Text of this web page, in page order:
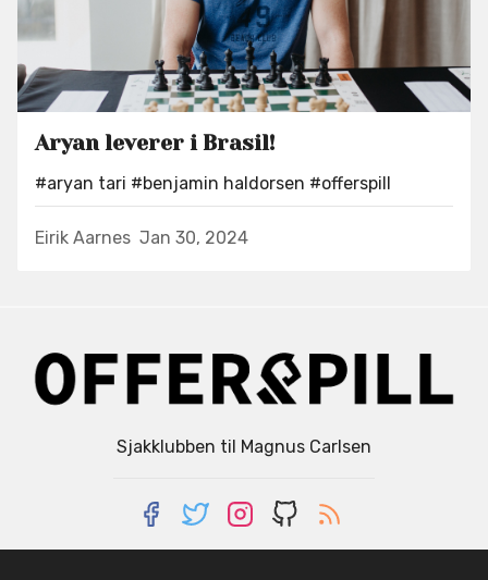
Aryan leverer i Brasil!
#aryan tari #benjamin haldorsen #offerspill
Eirik Aarnes Jan 30, 2024
Sjakklubben til Magnus Carlsen